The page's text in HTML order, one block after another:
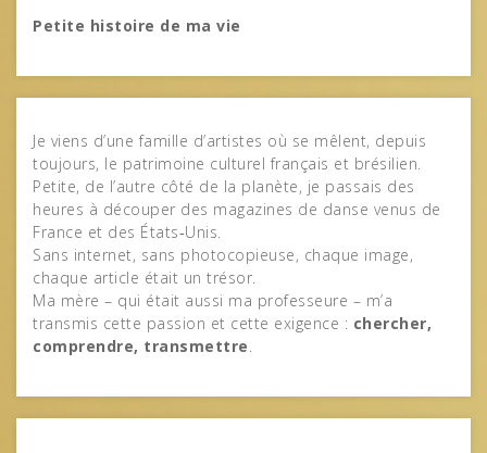
Petite histoire de ma vie
Je viens d’une famille d’artistes où se mêlent, depuis
toujours, le patrimoine culturel français et brésilien.
Petite, de l’autre côté de la planète, je passais des
heures à découper des magazines de danse venus de
France et des États‑Unis.
Sans internet, sans photocopieuse, chaque image,
chaque article était un trésor.
Ma mère – qui était aussi ma professeure – m’a
transmis cette passion et cette exigence : chercher,
comprendre, transmettre